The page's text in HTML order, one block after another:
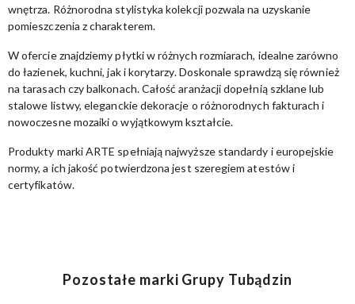
wnętrza. Różnorodna stylistyka kolekcji pozwala na uzyskanie
pomieszczenia z charakterem.
W ofercie znajdziemy płytki w różnych rozmiarach, idealne zarówno
do łazienek, kuchni, jak i korytarzy. Doskonale sprawdzą się również
na tarasach czy balkonach. Całość aranżacji dopełnią szklane lub
stalowe listwy, eleganckie dekoracje o różnorodnych fakturach i
nowoczesne mozaiki o wyjątkowym kształcie.
Produkty marki ARTE spełniają najwyższe standardy i europejskie
normy, a ich jakość potwierdzona jest szeregiem atestów i
certyfikatów.
Pozostałe marki Grupy Tubądzin